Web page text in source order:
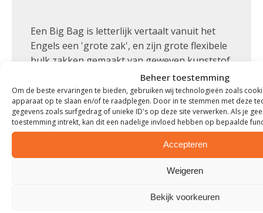
Beheer toestemming
Om de beste ervaringen te bieden, gebruiken wij technologieën zoals
apparaat op te slaan en/of te raadplegen. Door in te stemmen met deze
gegevens zoals surfgedrag of unieke ID's op deze site verwerken. Als je
toestemming intrekt, kan dit een nadelige invloed hebben op bepaalde
Accepteren
Weigeren
Bekijk voorkeuren
Een Big Bag is letterlijk vertaalt vanuit het
Engels een 'grote zak', en zijn grote flexibele
bulk zakken gemaakt van geweven kunststof
(polypropyleen) die met name ingezet
worden voor opslag en vervoer van
verschillende materialen en goederen. De
meest gebruikte afmeting van een standaard
Big Bag is 90 x 90 x 110 cm, ook wel kuubzak
genoemd. Big Bags kunnen zowel ingezet
voedingsmiddelen, asbest en overige
bulkgoederen. Per groep gelden specifieke